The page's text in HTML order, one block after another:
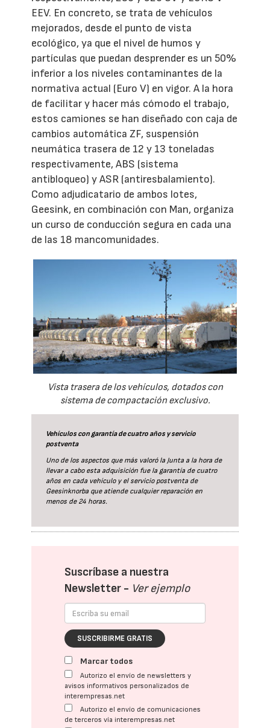
EEV. En concreto, se trata de vehículos
mejorados, desde el punto de vista
ecológico, ya que el nivel de humos y
partículas que puedan desprender es un 50%
inferior a los niveles contaminantes de la
normativa actual (Euro V) en vigor. A la hora
de facilitar y hacer más cómodo el trabajo,
estos camiones se han diseñado con caja de
cambios automática ZF, suspensión
neumática trasera de 12 y 13 toneladas
respectivamente, ABS (sistema
antibloqueo) y ASR (antiresbalamiento).
Como adjudicatario de ambos lotes,
Geesink, en combinación con Man, organiza
un curso de conducción segura en cada una
de las 18 mancomunidades.
Vista trasera de los vehículos, dotados con
sistema de compactación exclusivo.
Vehículos con garantía de cuatro años y servicio
postventa
Uno de los aspectos que más valoró la Junta a la hora de
llevar a cabo esta adquisición fue la garantía de cuatro
años en cada vehículo y el servicio postventa de
Geesinknorba que atiende cualquier reparación en
menos de 24 horas.
Suscríbase a nuestra
Newsletter - Ver ejemplo
SUSCRIBIRME GRATIS
Marcar todos
Autorizo el envío de newsletters y
avisos informativos personalizados de
interempresas.net
Autorizo el envío de comunicaciones
de terceros vía interempresas.net